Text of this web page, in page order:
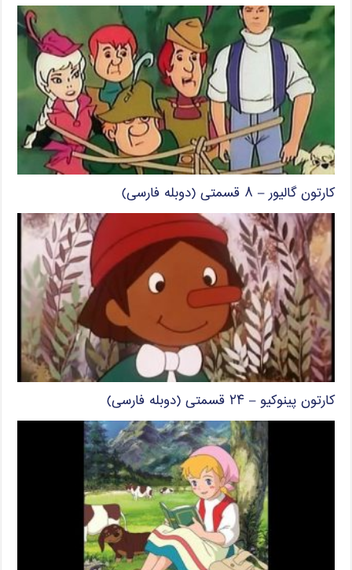
کارتون گالیور – ۸ قسمتی (دوبله فارسی)
کارتون پینوکیو – ۲۴ قسمتی (دوبله فارسی)